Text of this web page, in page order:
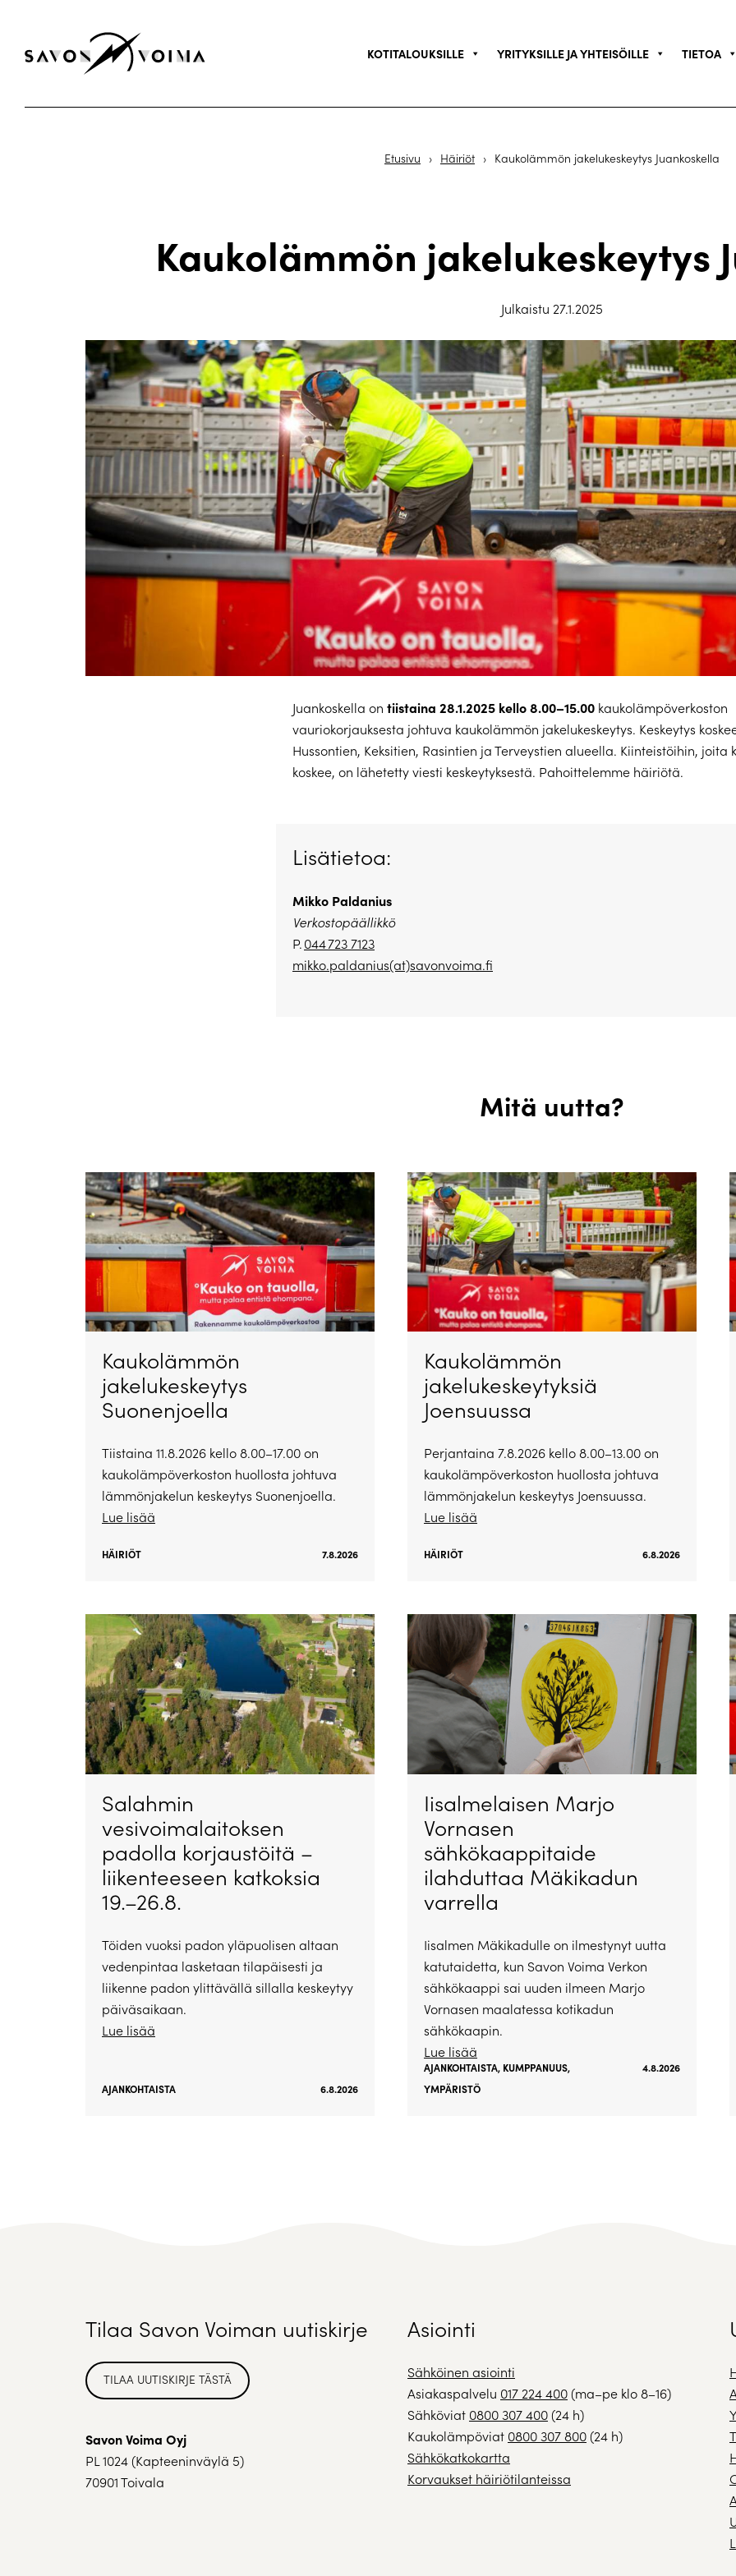
KOTITALOUKSILLE YRITYKSILLE JA YHTEISÖILLE TIETOA
Etusivu › Häiriöt › Kaukolämmön jakelukeskeytys Juankoskella
Kaukolämmön jakelukeskeytys
Julkaistu 27.1.2025
Juankoskella on tiistaina 28.1.2025 kello 8.00–15.00 kaukolämpöverkoston
vauriokorjauksesta johtuva kaukolämmön jakelukeskeytys. Keskeytys
Hussontien, Keksitien, Rasintien ja Terveystien alueella. Kiinteistöihin, joita
koskee, on lähetetty viesti keskeytyksestä. Pahoittelemme häiriötä.
Lisätietoa:
Mikko Paldanius
Verkostopäällikkö
P.044 723 7123
mikko.paldanius(at)savonvoima.fi
Mitä uutta?
Kaukolämmön
jakelukeskeytys
Suonenjoella
Tiistaina 11.8.2026 kello 8.00–17.00 on
kaukolämpöverkoston huollosta johtuva
lämmönjakelun keskeytys Suonenjoella.
Lue lisää
HÄIRIÖT 7.8.2026
Kaukolämmön
jakelukeskeytyksiä
Joensuussa
Perjantaina 7.8.2026 kello 8.00–13.00 on
kaukolämpöverkoston huollosta johtuva
lämmönjakelun keskeytys Joensuussa.
Lue lisää
HÄIRIÖT 6.8.2026
Salahmin
vesivoimalaitoksen
padolla korjaustöitä –
liikenteeseen katkoksia
19.–26.8.
Töiden vuoksi padon yläpuolisen altaan
vedenpintaa lasketaan tilapäisesti ja
liikenne padon ylittävällä sillalla keskeytyy
päiväsaikaan.
Lue lisää
AJANKOHTAISTA 6.8.2026
Iisalmelaisen Marjo
Vornasen
sähkökaappitaide
ilahduttaa Mäkikadun
varrella
Iisalmen Mäkikadulle on ilmestynyt uutta
katutaidetta, kun Savon Voima Verkon
sähkökaappi sai uuden ilmeen Marjo
Vornasen maalatessa kotikadun
sähkökaapin.
Lue lisää
AJANKOHTAISTA, KUMPPANUUS,
YMPÄRISTÖ
4.8.2026
Tilaa Savon Voiman uutiskirje
TILAA UUTISKIRJE TÄSTÄ
Savon Voima Oyj
PL 1024 (Kapteeninväylä 5)
70901 Toivala
Asiointi
Sähköinen asiointi
Asiakaspalvelu 017 224 400(ma–pe klo 8–16)
Sähköviat 0800 307 400(24 h)
Kaukolämpöviat 0800 307 800(24 h)
Sähkökatkokartta
Korvaukset häiriötilanteissa